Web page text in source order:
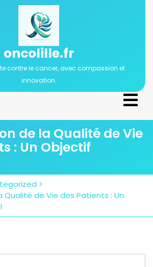
oncolille.fr
contre le cancer, avec compassion et
innovation.
de la Qualité de Vie
: Un Objectif
>
de Vie des Patients : Un